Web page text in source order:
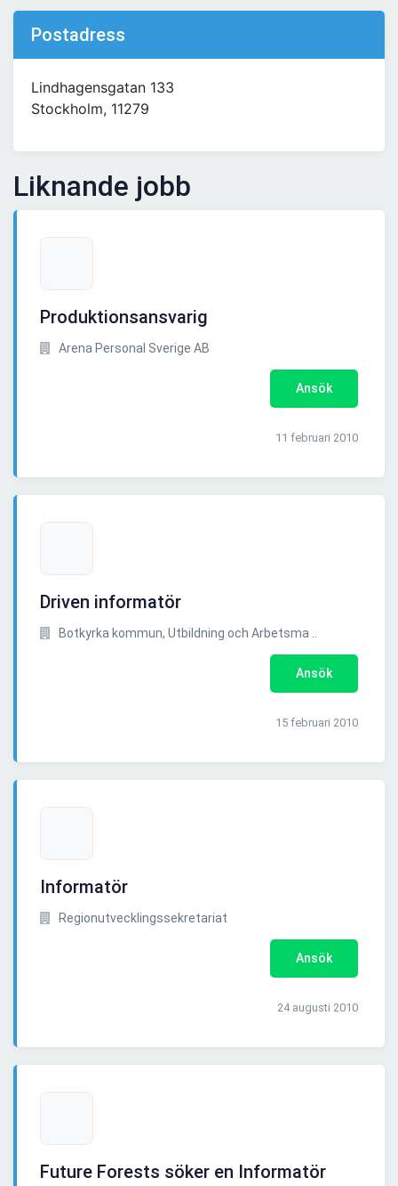
Postadress
Lindhagensgatan 133
Stockholm, 11279
Liknande jobb
Produktionsansvarig
Arena Personal Sverige AB
Ansök
11 februari 2010
Driven informatör
Botkyrka kommun, Utbildning och Arbetsma ..
Ansök
15 februari 2010
Informatör
Regionutvecklingssekretariat
Ansök
24 augusti 2010
Future Forests söker en Informatör